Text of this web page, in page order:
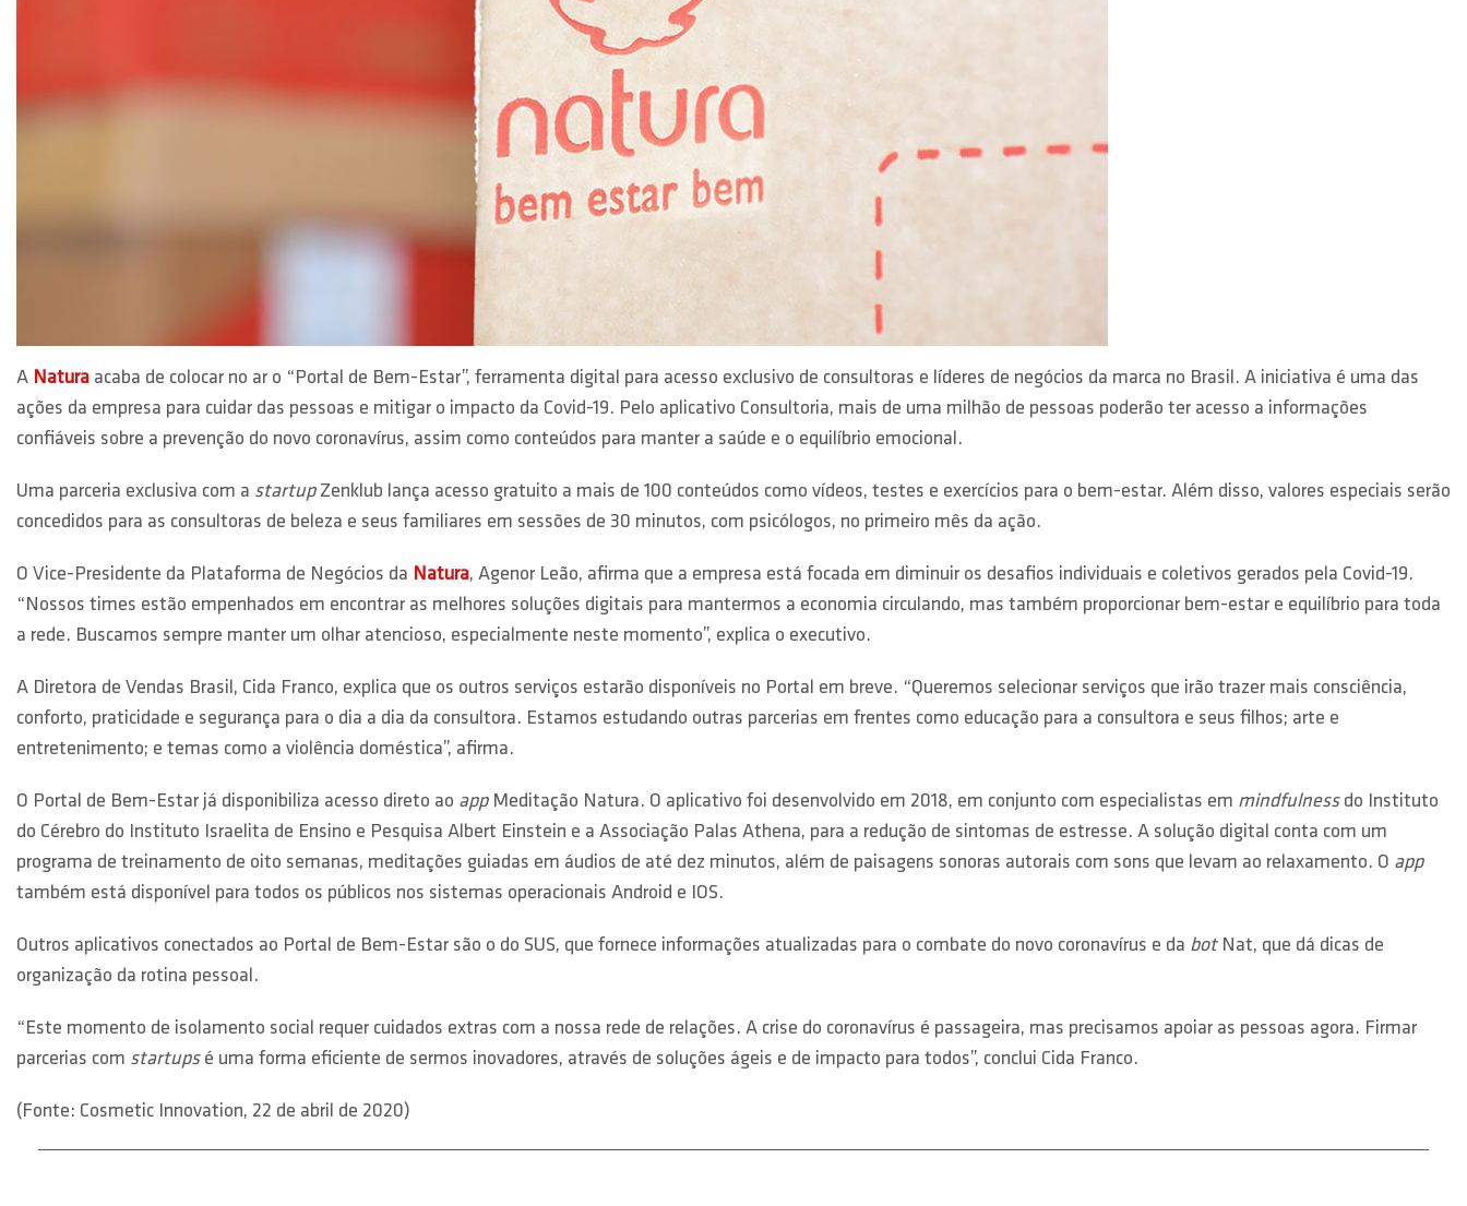
A Natura acaba de colocar no ar o “Portal de Bem-Estar”, ferramenta digital para acesso exclusivo de consultoras e líderes de negócios da marca no Brasil. A iniciativa é uma das
ações da empresa para cuidar das pessoas e mitigar o impacto da Covid-19. Pelo aplicativo Consultoria, mais de uma milhão de pessoas poderão ter acesso a informações
confiáveis sobre a prevenção do novo coronavírus, assim como conteúdos para manter a saúde e o equilíbrio emocional.
Uma parceria exclusiva com a startupZenklub lança acesso gratuito a mais de 100 conteúdos como vídeos, testes e exercícios para o bem-estar. Além disso, valores especiais serão
concedidos para as consultoras de beleza e seus familiares em sessões de 30 minutos, com psicólogos, no primeiro mês da ação.
O Vice-Presidente da Plataforma de Negócios da Natura, Agenor Leão, afirma que a empresa está focada em diminuir os desafios individuais e coletivos gerados pela Covid-19.
“Nossos times estão empenhados em encontrar as melhores soluções digitais para mantermos a economia circulando, mas também proporcionar bem-estar e equilíbrio para toda
a rede. Buscamos sempre manter um olhar atencioso, especialmente neste momento”, explica o executivo.
A Diretora de Vendas Brasil, Cida Franco, explica que os outros serviços estarão disponíveis no Portal em breve. “Queremos selecionar serviços que irão trazer mais consciência,
conforto, praticidade e segurança para o dia a dia da consultora. Estamos estudando outras parcerias em frentes como educação para a consultora e seus filhos; arte e
entretenimento; e temas como a violência doméstica”, afirma.
O Portal de Bem-Estar já disponibiliza acesso direto ao app Meditação Natura. O aplicativo foi desenvolvido em 2018, em conjunto com especialistas em mindfulnessdo Instituto
do Cérebro do Instituto Israelita de Ensino e Pesquisa Albert Einstein e a Associação Palas Athena, para a redução de sintomas de estresse. A solução digital conta com um
programa de treinamento de oito semanas, meditações guiadas em áudios de até dez minutos, além de paisagens sonoras autorais com sons que levam ao relaxamento. O app
também está disponível para todos os públicos nos sistemas operacionais Android e IOS.
Outros aplicativos conectados ao Portal de Bem-Estar são o do SUS, que fornece informações atualizadas para o combate do novo coronavírus e da botNat, que dá dicas de
organização da rotina pessoal.
“Este momento de isolamento social requer cuidados extras com a nossa rede de relações. A crise do coronavírus é passageira, mas precisamos apoiar as pessoas agora. Firmar
parcerias com startupsé uma forma eficiente de sermos inovadores, através de soluções ágeis e de impacto para todos”, conclui Cida Franco.
(Fonte: Cosmetic Innovation, 22 de abril de 2020)